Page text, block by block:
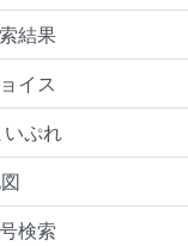
結果
イス
ぷれ
検索